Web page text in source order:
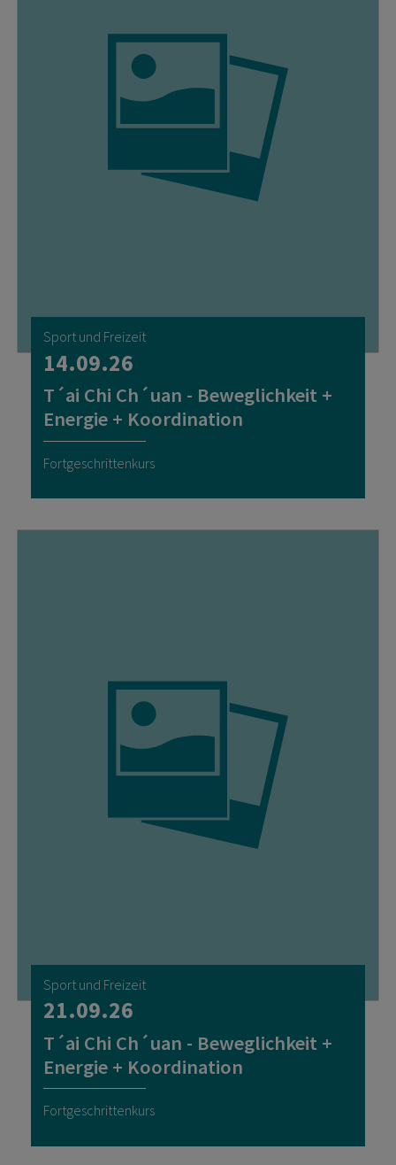
Sport und Freizeit
14.09.26
T´ai Chi Ch´uan - Beweglichkeit +
Energie + Koordination
Fortgeschrittenkurs
Sport und Freizeit
21.09.26
T´ai Chi Ch´uan - Beweglichkeit +
Energie + Koordination
Fortgeschrittenkurs